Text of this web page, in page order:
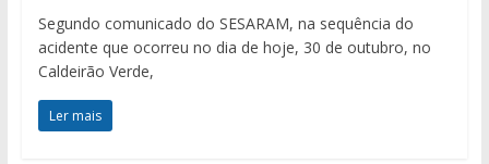
Segundo comunicado do SESARAM, na sequência do
acidente que ocorreu no dia de hoje, 30 de outubro, no
Caldeirão Verde,
Ler mais